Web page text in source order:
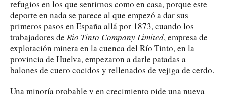
refugios en los que sentirnos como en casa, porque este
deporte en nada se parece al que empezó a dar sus
primeros pasos en España allá por 1873, cuando los
trabajadores de Rio Tinto Company Limited, empresa de
explotación minera en la cuenca del Río Tinto, en la
provincia de Huelva, empezaron a darle patadas a
balones de cuero cocidos y rellenados de vejiga de cerdo.
Una minoría probable y en crecimiento pide una nueva